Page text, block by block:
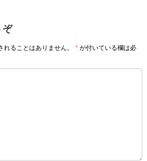
ぞ
れることはありません。 * が付いている欄は必